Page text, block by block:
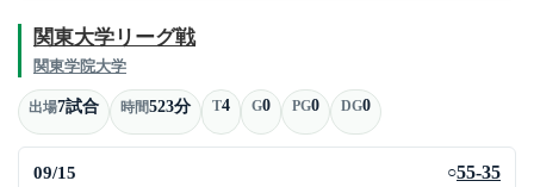
関東大学リーグ戦
関東学院大学
出場7試合 時間523分 T4 G0 PG0 DG0
09/15 ○55-35